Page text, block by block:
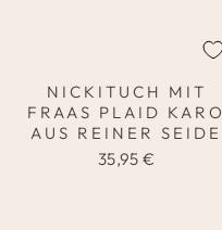
NICKITUCH MIT
FRAAS PLAID KARO
AUS REINER SEIDE
35,95 €